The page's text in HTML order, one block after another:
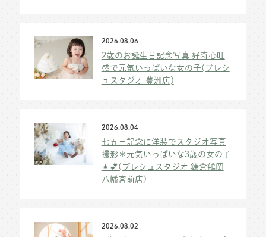
2026.08.06
2歳のお誕生日記念写真 好奇心旺
盛で元気いっぱいな女の子(プレシ
ュスタジオ 豊洲店)
2026.08.04
七五三記念に洋装でスタジオ写真
撮影＊元気いっぱいな3歳の女の子
👧💕(プレシュスタジオ 鎌倉鶴岡
八幡宮前店)
2026.08.02